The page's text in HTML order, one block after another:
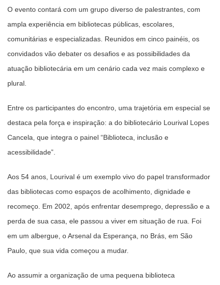
O evento contará com um grupo diverso de palestrantes, com
ampla experiência em bibliotecas públicas, escolares,
comunitárias e especializadas. Reunidos em cinco painéis, os
convidados vão debater os desafios e as possibilidades da
atuação bibliotecária em um cenário cada vez mais complexo e
plural.
Entre os participantes do encontro, uma trajetória em especial se
destaca pela força e inspiração: a do bibliotecário Lourival Lopes
Cancela, que integra o painel “Biblioteca, inclusão e
acessibilidade”.
Aos 54 anos, Lourival é um exemplo vivo do papel transformador
das bibliotecas como espaços de acolhimento, dignidade e
recomeço. Em 2002, após enfrentar desemprego, depressão e a
perda de sua casa, ele passou a viver em situação de rua. Foi
em um albergue, o Arsenal da Esperança, no Brás, em São
Paulo, que sua vida começou a mudar.
Ao assumir a organização de uma pequena biblioteca